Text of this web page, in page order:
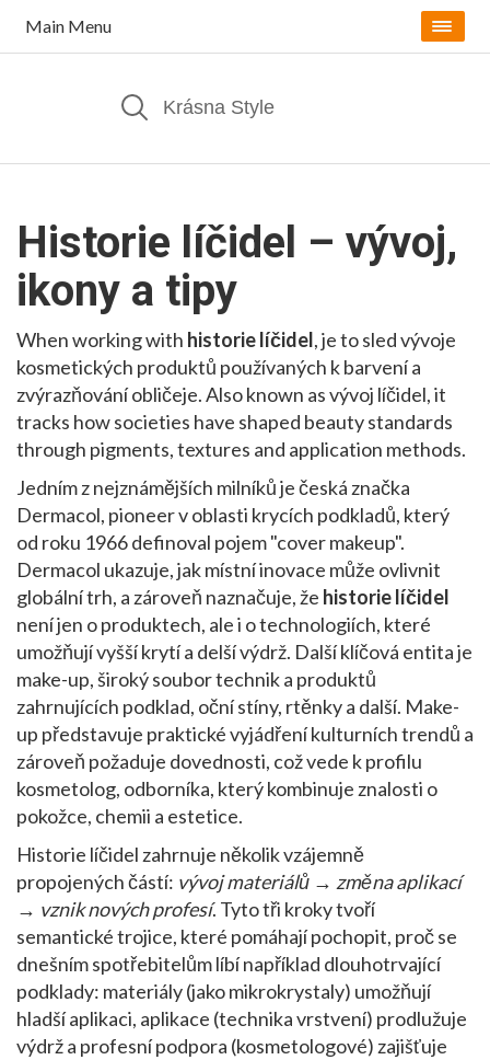
Main Menu
Historie líčidel – vývoj,
ikony a tipy
When working with historie líčidel,je to sled vývoje
kosmetických produktů používaných k barvení a
zvýrazňování obličeje. Also known asvývoj líčidel, it
tracks how societies have shaped beauty standards
through pigments, textures and application methods.
Jedním z nejznámějších milníků je česká značka
Dermacol, pioneer v oblasti krycích podkladů, který
od roku 1966 definoval pojem "cover makeup".
Dermacol ukazuje, jak místní inovace může ovlivnit
globální trh, a zároveň naznačuje, že historie líčidel
není jen o produktech, ale i o technologiích, které
umožňují vyšší krytí a delší výdrž. Další klíčová entita je
make-up,široký soubor technik a produktů
zahrnujících podklad, oční stíny, rtěnky a další. Make-
up představuje praktické vyjádření kulturních trendů a
zároveň požaduje dovednosti, což vede k profilu
kosmetolog, odborníka, který kombinuje znalosti o
pokožce, chemii a estetice.
Historie líčidel zahrnuje několik vzájemně
propojených částí: vývoj materiálů → změna aplikací
→ vznik nových profesí. Tyto tři kroky tvoří
semantické trojice, které pomáhají pochopit, proč se
dnešním spotřebitelům líbí například dlouhotrvající
podklady: materiály (jako mikrokrystaly) umožňují
hladší aplikaci, aplikace (technika vrstvení) prodlužuje
výdrž a profesní podpora (kosmetologové) zajišťuje